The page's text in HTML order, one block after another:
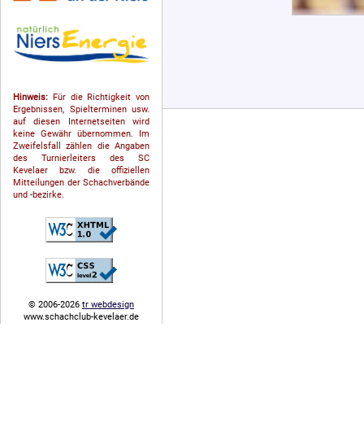
Hinweis: Für die Richtigkeit von
Ergebnissen, Spielterminen usw.
auf diesen Internetseiten wird
keine Gewähr übernommen. Im
Zweifelsfall zählen die Angaben
des Turnierleiters des SC
Kevelaer bzw. die offiziellen
Mitteilungen der Schach­ver­bände
und -bezirke.
© 2006-2026 tr webdesign
www.schachclub-kevelaer.de